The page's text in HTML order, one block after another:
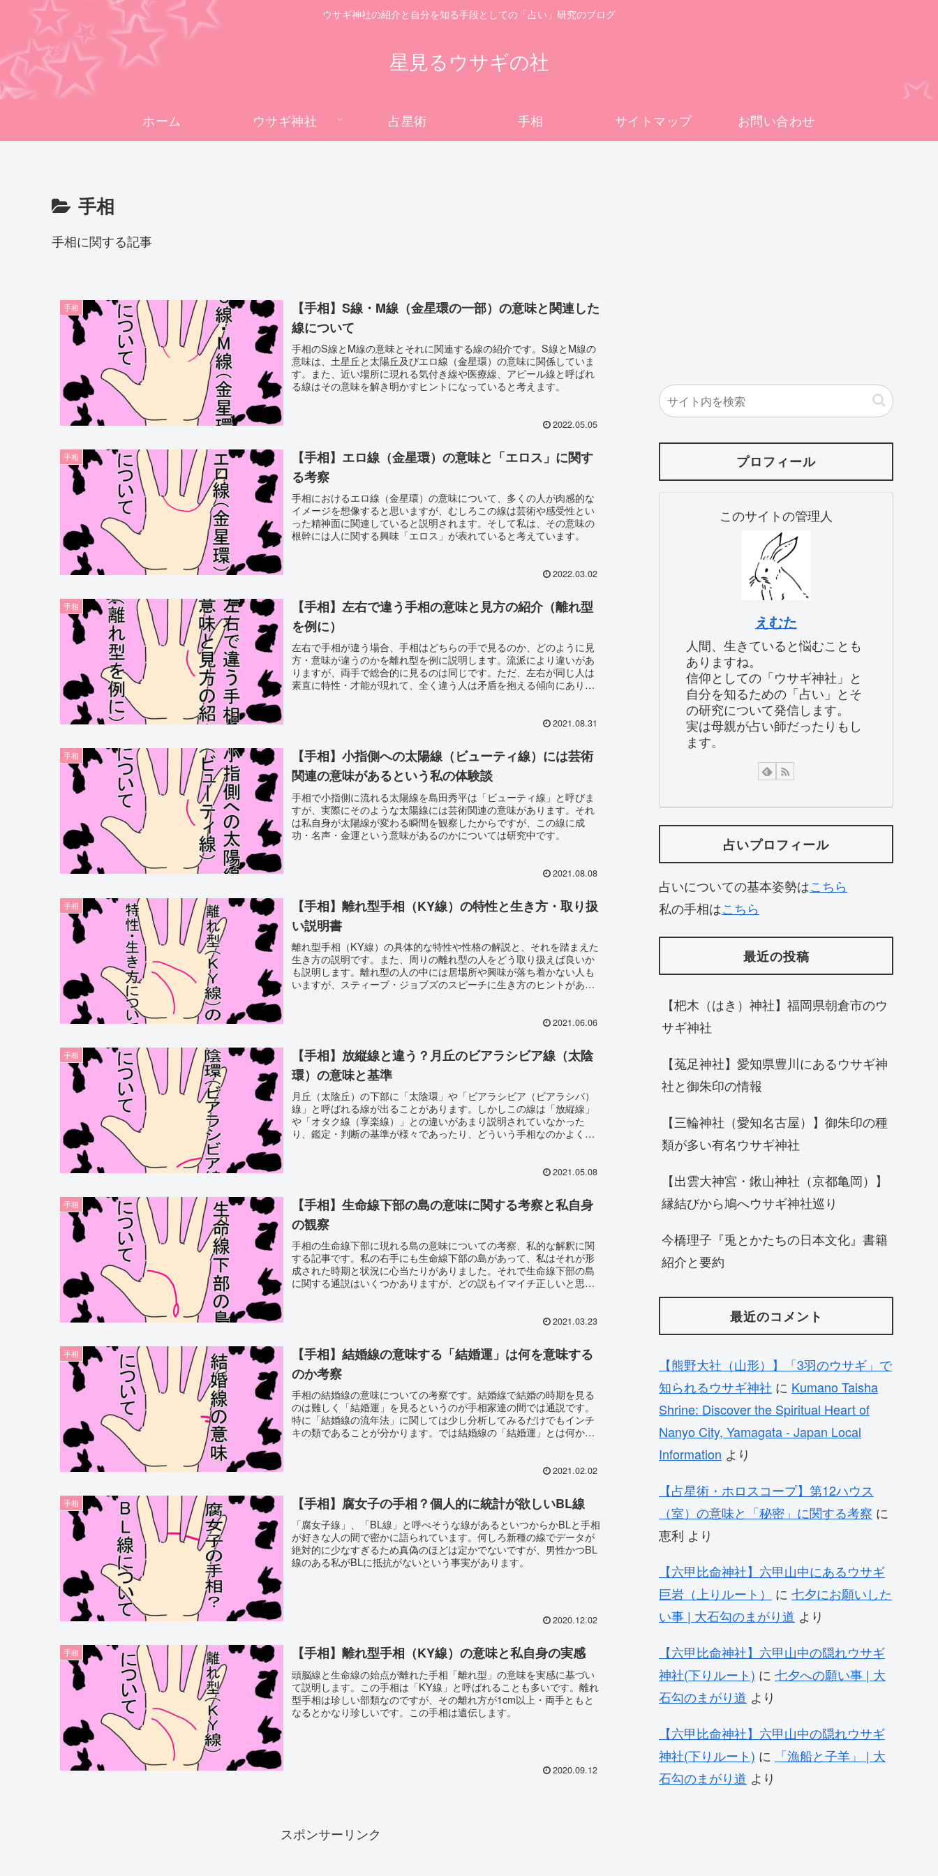
ウサギ神社の紹介と自分を知る手段としての「占い」研究のブログ
星見るウサギの社
ホーム ウサギ神社 占星術 手相 サイトマップ お問い合わせ
手相
手相に関する記事
手相
【手相】S線・M線（金星環の一部）の意味と関連した
線について
手相のS線とM線の意味とそれに関連する線の紹介です。S線とM線の
意味は、土星丘と太陽丘及びエロ線（金星環）の意味に関係していま
す。また、近い場所に現れる気付き線や医療線、アピール線と呼ばれ
る線はその意味を解き明かすヒントになっていると考えます。
2022.05.05
手相
【手相】エロ線（金星環）の意味と「エロス」に関す
る考察
手相におけるエロ線（金星環）の意味について、多くの人が肉感的な
イメージを想像すると思いますが、むしろこの線は芸術や感受性とい
った精神面に関連していると説明されます。そして私は、その意味の
根幹には人に関する興味「エロス」が表れていると考えています。
2022.03.02
手相
【手相】左右で違う手相の意味と見方の紹介（離れ型
を例に）
左右で手相が違う場合、手相はどちらの手で見るのか、どのように見
方・意味が違うのかを離れ型を例に説明します。流派により違いがあ
りますが、両手で総合的に見るのは同じです。ただ、左右が同じ人は
素直に特性・才能が現れて、全く違う人は矛盾を抱える傾向にありま
2021.08.31
手相
【手相】小指側への太陽線（ビューティ線）には芸術
関連の意味があるという私の体験談
手相で小指側に流れる太陽線を島田秀平は「ビューティ線」と呼びま
すが、実際にそのような太陽線には芸術関連の意味があります。それ
は私自身が太陽線が変わる瞬間を観察したからですが、この線に成
功・名声・金運という意味があるのかについては研究中です。
2021.08.08
手相
【手相】離れ型手相（KY線）の特性と生き方・取り扱
い説明書
離れ型手相（KY線）の具体的な特性や性格の解説と、それを踏まえた
生き方の説明です。また、周りの離れ型の人をどう取り扱えば良いか
も説明します。離れ型の人の中には居場所や興味が落ち着かない人も
いますが、スティーブ・ジョブズのスピーチに生き方のヒントがあり
2021.06.06
手相
【手相】放縦線と違う？月丘のビアラシビア線（太陰
環）の意味と基準
月丘（太陰丘）の下部に「太陰環」や「ビアラシビア（ビアラシバ）
線」と呼ばれる線が出ることがあります。しかしこの線は「放縦線」
や「オタク線（享楽線）」との違いがあまり説明されていなかった
り、鑑定・判断の基準が様々であったり、どういう手相なのかよく分
2021.05.08
手相
【手相】生命線下部の島の意味に関する考察と私自身
の観察
手相の生命線下部に現れる島の意味についての考察、私的な解釈に関
する記事です。私の右手にも生命線下部の島があって、私はそれが形
成された時期と状況に心当たりがありました。それで生命線下部の島
に関する通説はいくつかありますが、どの説もイマイチ正しいと思う
2021.03.23
手相
【手相】結婚線の意味する「結婚運」は何を意味する
のか考察
手相の結婚線の意味についての考察です。結婚線で結婚の時期を見る
のは難しく「結婚運」を見るというのが手相家達の間では通説です。
特に「結婚線の流年法」に関しては少し分析してみるだけでもインチ
キの類であることが分かります。では結婚線の「結婚運」とは何かを
2021.02.02
手相 【手相】腐女子の手相？個人的に統計が欲しいBL線
「腐女子線」、「BL線」と呼べそうな線があるといつからかBLと手相
が好きな人の間で密かに語られています。何しろ新種の線でデータが
絶対的に少なすぎるため真偽のほどは定かでないですが、男性かつBL
線のある私がBLに抵抗がないという事実があります。
2020.12.02
手相 【手相】離れ型手相（KY線）の意味と私自身の実感
頭脳線と生命線の始点が離れた手相「離れ型」の意味を実感に基づい
て説明します。この手相は「KY線」と呼ばれることも多いです。離れ
型手相は珍しい部類なのですが、その離れ方が1cm以上・両手ともと
なるとかなり珍しいです。この手相は遺伝します。
2020.09.12
スポンサーリンク
プロフィール
このサイトの管理人
えむた
人間、生きていると悩むことも
ありますね。
信仰としての「ウサギ神社」と
自分を知るための「占い」とそ
の研究について発信します。
実は母親が占い師だったりもし
ます。
占いプロフィール
占いについての基本姿勢はこちら
私の手相はこちら
最近の投稿
【杷木（はき）神社】福岡県朝倉市のウ
サギ神社
【菟足神社】愛知県豊川にあるウサギ神
社と御朱印の情報
【三輪神社（愛知名古屋）】御朱印の種
類が多い有名ウサギ神社
【出雲大神宮・鍬山神社（京都亀岡）】
縁結びから鳩へウサギ神社巡り
今橋理子『兎とかたちの日本文化』書籍
紹介と要約
最近のコメント
【熊野大社（山形）】「3羽のウサギ」で
知られるウサギ神社 に Kumano Taisha
Shrine: Discover the Spiritual Heart of
Nanyo City, Yamagata - Japan Local
Information より
【占星術・ホロスコープ】第12ハウス
（室）の意味と「秘密」に関する考察 に
恵利 より
【六甲比命神社】六甲山中にあるウサギ
巨岩（上りルート）
に 七夕にお願いした
い事 | 大石勾のまがり道 より
【六甲比命神社】六甲山中の隠れウサギ
神社(下りルート) に 七夕への願い事 | 大
石勾のまがり道 より
【六甲比命神社】六甲山中の隠れウサギ
神社(下りルート) に
「漁船と子羊」 | 大
石勾のまがり道 より